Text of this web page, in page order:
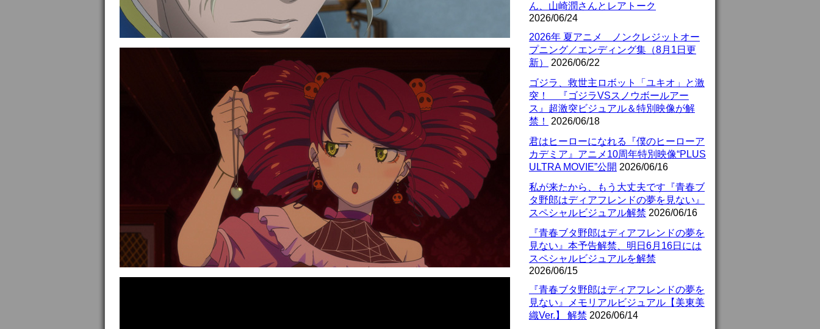
ん、山崎潤さんとレアトーク
2026/06/24
2026年 夏アニメ ノンクレジットオー
プニング／エンディング集（8月1日更
新）
2026/06/22
ゴジラ、救世主ロボット「ユキオ」と激
突！ 『ゴジラVSスノウボールアー
ス』超激突ビジュアル＆特別映像が解
禁！
2026/06/18
君はヒーローになれる『僕のヒーローア
カデミア』アニメ10周年特別映像“PLUS
ULTRA MOVIE”公開 2026/06/16
私が来たから、もう大丈夫です『青春ブ
タ野郎はディアフレンドの夢を見ない』
スペシャルビジュアル解禁 2026/06/16
『青春ブタ野郎はディアフレンドの夢を
見ない』本予告解禁、明日6月16日には
スペシャルビジュアルを解禁
2026/06/15
『青春ブタ野郎はディアフレンドの夢を
見ない』メモリアルビジュアル【美東美
織Ver.】 解禁 2026/06/14